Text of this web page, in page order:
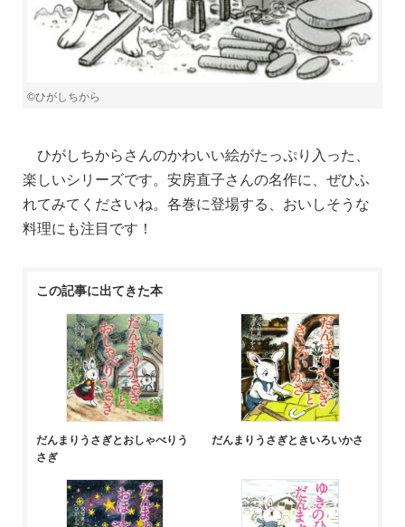
©︎ひがしちから
ひがしちからさんのかわいい絵がたっぷり入った、
楽しいシリーズです。安房直子さんの名作に、ぜひふ
れてみてくださいね。各巻に登場する、おいしそうな
料理にも注目です！
この記事に出てきた本
だんまりうさぎとおしゃべりう
さぎ
だんまりうさぎときいろいかさ